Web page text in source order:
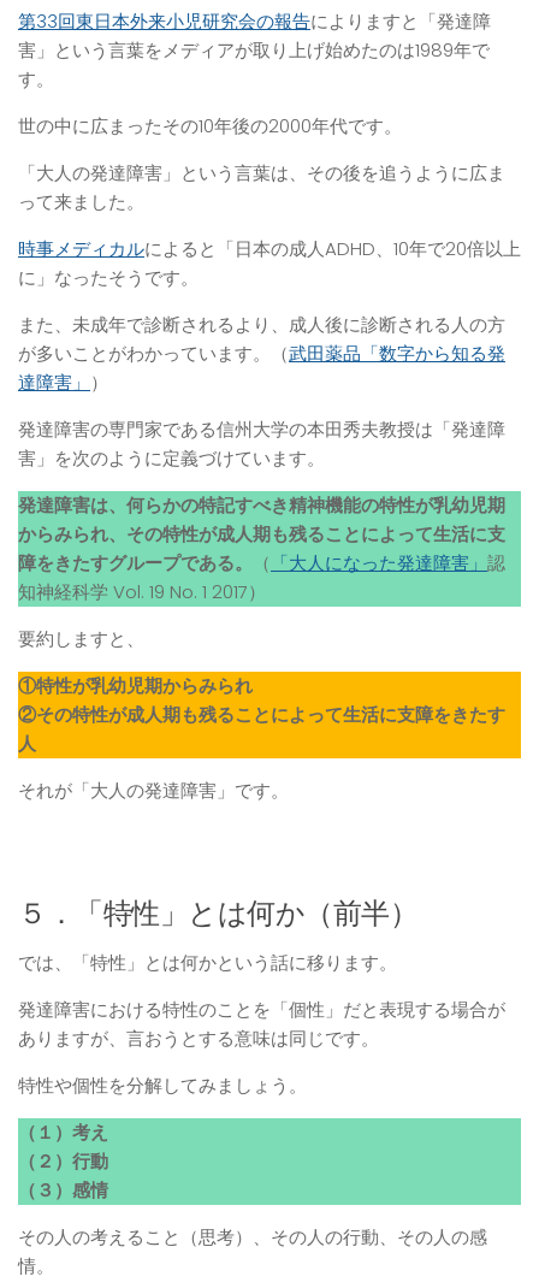
第33回東日本外来小児研究会の報告によりますと「発達障
害」という言葉をメディアが取り上げ始めたのは1989年で
す。
世の中に広まったその10年後の2000年代です。
「大人の発達障害」という言葉は、その後を追うように広ま
って来ました。
時事メディカルによると「日本の成人ADHD、10年で20倍以上
に」なったそうです。
また、未成年で診断されるより、成人後に診断される人の方
が多いことがわかっています。（武田薬品「数字から知る発
達障害」 ）
発達障害の専門家である信州大学の本田秀夫教授は「発達障
害」を次のように定義づけています。
発達障害は、何らかの特記すべき精神機能の特性が乳幼児期
からみられ、その特性が成人期も残ることによって生活に支
障をきたすグループである。
（ 「大人になった発達障害」 認
知神経科学 Vol. 19 No. 1 2017）
要約しますと、
①特性が乳幼児期からみられ
②その特性が成人期も残ることによって生活に支障をきたす
人
それが「大人の発達障害」です。
５．「特性」とは何か（前半）
では、「特性」とは何かという話に移ります。
発達障害における特性のことを「個性」だと表現する場合が
ありますが、言おうとする意味は同じです。
特性や個性を分解してみましょう。
（１）考え
（２）行動
（３）感情
その人の考えること（思考）、その人の行動、その人の感
情。